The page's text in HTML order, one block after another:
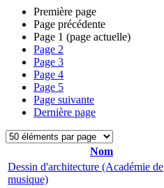
Première page
Page précédente
Page 1 (page actuelle)
Page 2
Page 3
Page 4
Page 5
Page suivante
Dernière page
Nom
Dessin d'architecture (Académie de
musique)